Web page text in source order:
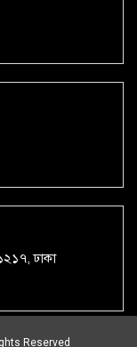
ঢাকা
Reserved